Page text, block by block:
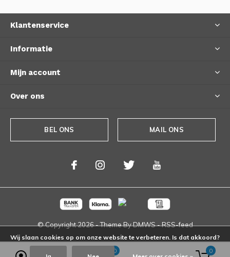
Klantenservice
Informatie
Mijn account
Over ons
BEL ONS MAIL ONS
© Copyright2026- Theme ByDMWS-RSS-feed
0 0
Wij slaan cookies op om onze website te verbeteren. Is dat akkoord?